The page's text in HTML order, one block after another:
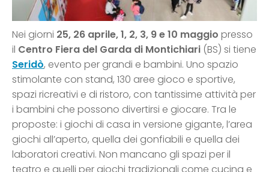
Nei giorni 25, 26 aprile, 1, 2, 3, 9 e 10 maggio presso
il Centro Fiera del Garda di Montichiari (BS) si tiene
Seridò, evento per grandi e bambini. Uno spazio
stimolante con stand, 130 aree gioco e sportive,
spazi ricreativi e di ristoro, con tantissime attività per
i bambini che possono divertirsi e giocare. Tra le
proposte: i giochi di casa in versione gigante, l’area
giochi all’aperto, quella dei gonfiabili e quella dei
laboratori creativi. Non mancano gli spazi per il
teatro e quelli per giochi tradizionali come cucina e